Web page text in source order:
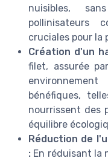
nuisibles,
pollinisateurs
cruciales pour la
Création d'un
filet, assurée
bénéfiques,
nourrissent des
équilibre
Réduction de
: En réduisant la